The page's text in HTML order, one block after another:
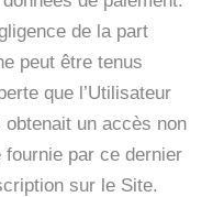
de la part
peut être tenus
que l’Utilisateur
un accès non
par ce dernier
sur le Site.